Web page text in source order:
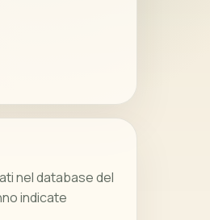
nel database del
indicate